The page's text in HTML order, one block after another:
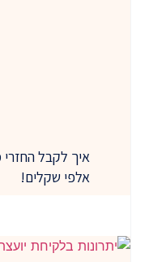
איך לקבל החזרי מס –
אלפי שקלים!